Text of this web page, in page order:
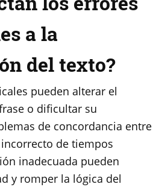
a la
del texto?
pueden alterar el
o dificultar su
de concordancia entre
de tiempos
inadecuada pueden
y romper la lógica del